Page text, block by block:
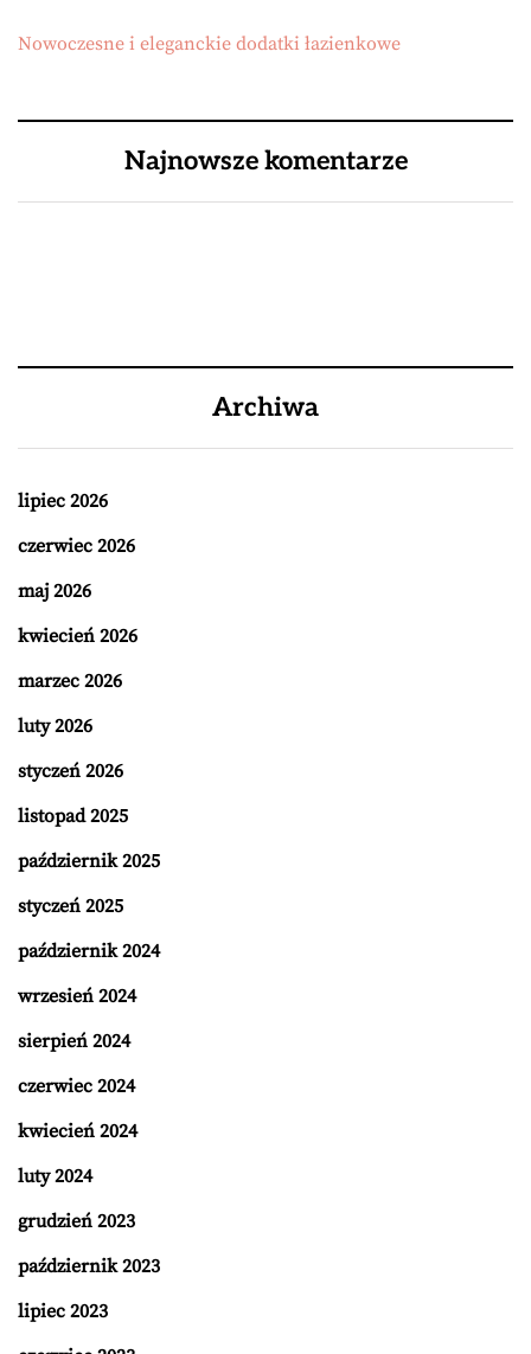
Nowoczesne i eleganckie dodatki łazienkowe
Najnowsze komentarze
Archiwa
lipiec 2026
czerwiec 2026
maj 2026
kwiecień 2026
marzec 2026
luty 2026
styczeń 2026
listopad 2025
październik 2025
styczeń 2025
październik 2024
wrzesień 2024
sierpień 2024
czerwiec 2024
kwiecień 2024
luty 2024
grudzień 2023
październik 2023
lipiec 2023